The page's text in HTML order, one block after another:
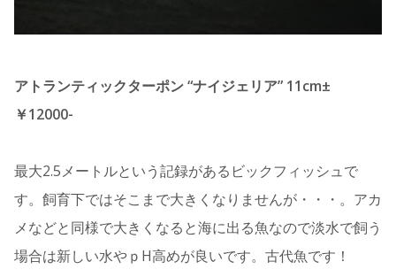
アトランティックターポン “ナイジェリア” 11cm±
￥12000-
最大2.5メートルという記録があるビックフィッシュで
す。飼育下ではそこまで大きくなりませんが・・・。アカ
メなどと同様で大きくなると海に出る魚なので淡水で飼う
場合は新しい水やｐH高めが良いです。古代魚です！